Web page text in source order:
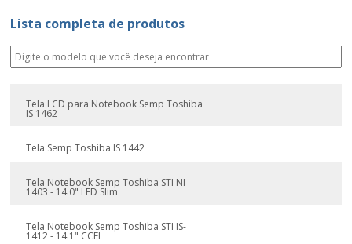
Lista completa de produtos
Tela LCD para Notebook Semp Toshiba
IS 1462
Tela Semp Toshiba IS 1442
Tela Notebook Semp Toshiba STI NI
1403 - 14.0" LED Slim
Tela Notebook Semp Toshiba STI IS-
1412 - 14.1" CCFL